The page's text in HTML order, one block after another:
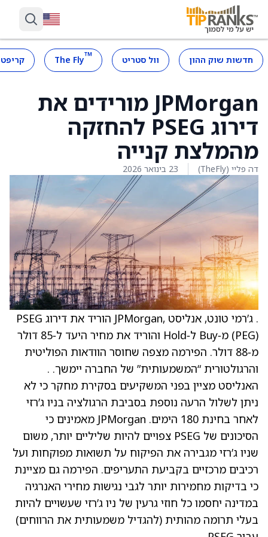
חדשות שוק ההון וול סטריט ™
The Fly
JPMorgan מורידים את
דירוג PSEG להחזקה
מהמלצת קנייה
דה פליי (TheFly) 23 בינואר 2026
. ג’רמי טונט, אנליסט ,JPMorgan הוריד את דירוג PSEG
(PEG) מ‑Buy ל‑Hold והוריד את מחיר היעד ל‑85 דולר
מ‑88 דולר. הפירמה מצפה שחוסר הוודאות הפוליטית
והרגולטורית “המשמעותית” של החברה יימשך. .
האנליסט מציין בפני המשקיעים בסקירת מחקר כי לא
ניתן לשלול הרעה נוספת בסביבת הרגולציה בניו ג’רזי
לאחר בחינת 180 הימים. JPMorgan מאמינים כי
הסיכונים של PSEG צפויים להיות שליליים יותר, משום
שניו ג’רזי מגבירה את הפיקוח על תשואות מפוקחות ועל
רכיבים מרכזיים בקביעת התעריפים. הפירמה גם מציינת
כי בדיקות מחמירות יותר לגבי נגישות מחירי האנרגיה
במדינה יחסמו כל חוזי גרעין של ניו ג’רזי שעשויים להיות
בעלי תרומה מהותית (להגדיל משמעותית את הרווחים)